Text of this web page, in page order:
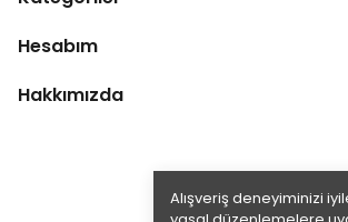
Alışveriş deneyiminizi
Hesabım
Hakkımızda